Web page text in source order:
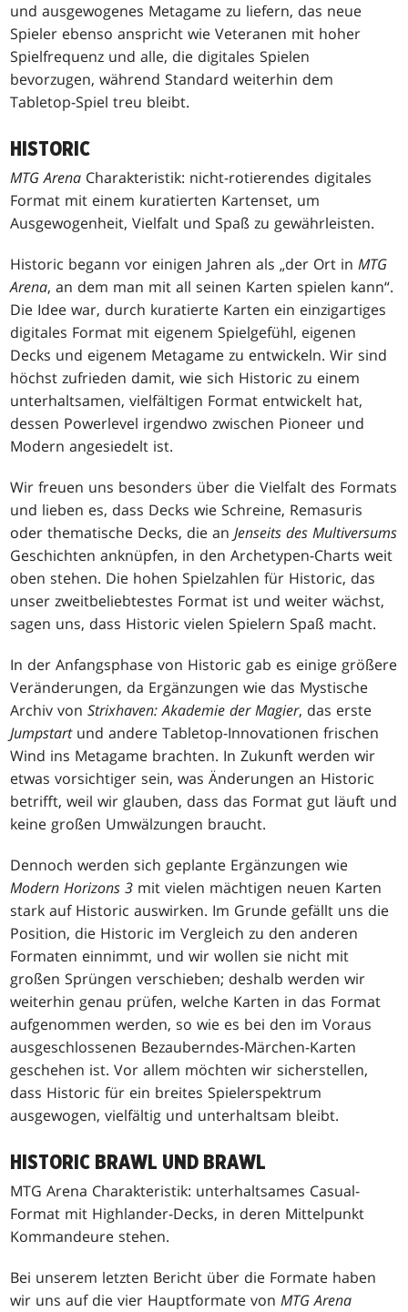
und ausgewogenes Metagame zu liefern, das neue
Spieler ebenso anspricht wie Veteranen mit hoher
Spielfrequenz und alle, die digitales Spielen
bevorzugen, während Standard weiterhin dem
Tabletop-Spiel treu bleibt.
HISTORIC
MTG Arena Charakteristik: nicht-rotierendes digitales
Format mit einem kuratierten Kartenset, um
Ausgewogenheit, Vielfalt und Spaß zu gewährleisten.
Historic begann vor einigen Jahren als „der Ort inMTG
Arena, an dem man mit all seinen Karten spielen kann“.
Die Idee war, durch kuratierte Karten ein einzigartiges
digitales Format mit eigenem Spielgefühl, eigenen
Decks und eigenem Metagame zu entwickeln. Wir sind
höchst zufrieden damit, wie sich Historic zu einem
unterhaltsamen, vielfältigen Format entwickelt hat,
dessen Powerlevel irgendwo zwischen Pioneer und
Modern angesiedelt ist.
Wir freuen uns besonders über die Vielfalt des Formats
und lieben es, dass Decks wie Schreine, Remasuris
oder thematische Decks, die anJenseits des Multiversums
Geschichten anknüpfen, in den Archetypen-Charts weit
oben stehen. Die hohen Spielzahlen für Historic, das
unser zweitbeliebtestes Format ist und weiter wächst,
sagen uns, dass Historic vielen Spielern Spaß macht.
In der Anfangsphase von Historic gab es einige größere
Veränderungen, da Ergänzungen wie das Mystische
Archiv vonStrixhaven: Akademie der Magier, das erste
Jumpstartund andere Tabletop-Innovationen frischen
Wind ins Metagame brachten. In Zukunft werden wir
etwas vorsichtiger sein, was Änderungen an Historic
betrifft, weil wir glauben, dass das Format gut läuft und
keine großen Umwälzungen braucht.
Dennoch werden sich geplante Ergänzungen wie
Modern Horizons 3 mit vielen mächtigen neuen Karten
stark auf Historic auswirken. Im Grunde gefällt uns die
Position, die Historic im Vergleich zu den anderen
Formaten einnimmt, und wir wollen sie nicht mit
großen Sprüngen verschieben; deshalb werden wir
weiterhin genau prüfen, welche Karten in das Format
aufgenommen werden, so wie es bei den im Voraus
ausgeschlossenen Bezauberndes-Märchen-Karten
geschehen ist. Vor allem möchten wir sicherstellen,
dass Historic für ein breites Spielerspektrum
ausgewogen, vielfältig und unterhaltsam bleibt.
HISTORIC BRAWL UND BRAWL
MTG Arena Charakteristik: unterhaltsames Casual-
Format mit Highlander-Decks, in deren Mittelpunkt
Kommandeure stehen.
Bei unserem letzten Bericht über die Formate haben
wir uns auf die vier Hauptformate vonMTG Arena